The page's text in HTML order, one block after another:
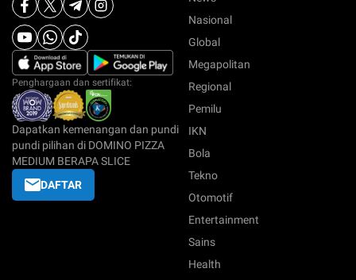
Penghargaan dan sertifikat:
Dapatkan kemenangan dan pundi
pundi pilihan di DOMINO PIZZA
MEDIUM BERAPA SLICE
DAFTAR
Nasional
Global
Megapolitan
Regional
Pemilu
IKN
Bola
Tekno
Otomotif
Entertainment
Sains
Health